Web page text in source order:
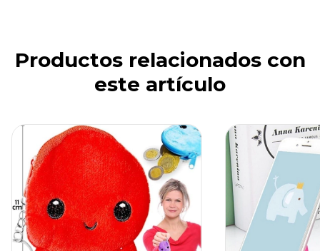
Productos relacionados con
este artículo